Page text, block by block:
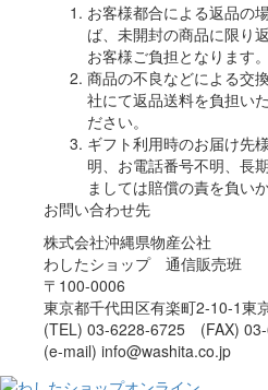
お客様都合による返品の
ば、未開封の商品に限り
お客様ご負担となります。
商品の不良などによる交
社にて返品送料を負担い
ださい。
ギフト利用時のお届け先
明、お電話番号不明、長
ましては賠償の責を負い
お問い合わせ先
株式会社沖縄県物産公社
わしたショップ 通信販売班
〒100-0006
東京都千代田区有楽町2-10-1東
(TEL) 03-6228-6725 (FAX)
(e-mail) info@washita.co.jp